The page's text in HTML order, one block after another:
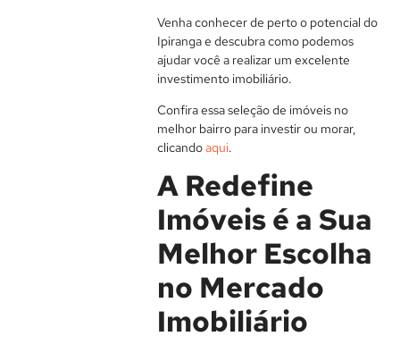
Venha conhecer de perto o potencial do
Ipiranga e descubra como podemos
ajudar você a realizar um excelente
investimento imobiliário.
Confira essa seleção de imóveis no
melhor bairro para investir ou morar,
clicandoaqui.
A Redefine
Imóveis é a Sua
Melhor Escolha
no Mercado
Imobiliário